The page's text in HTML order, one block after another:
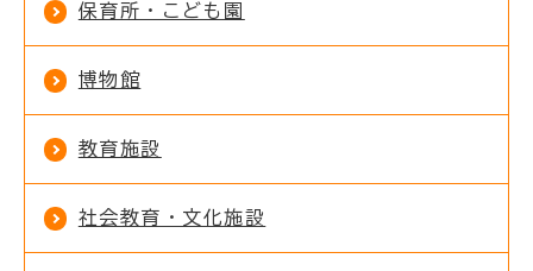
保育所・こども園
博物館
教育施設
社会教育・文化施設